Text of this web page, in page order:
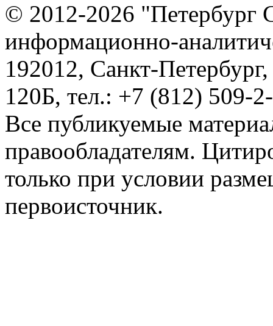
© 2012-2026 "Петербург
информационно-
192012, Санкт-
120Б, тел.: +7 (812) 509-
Все публикуемые
правообладателям.
только при условии
первоисточник.